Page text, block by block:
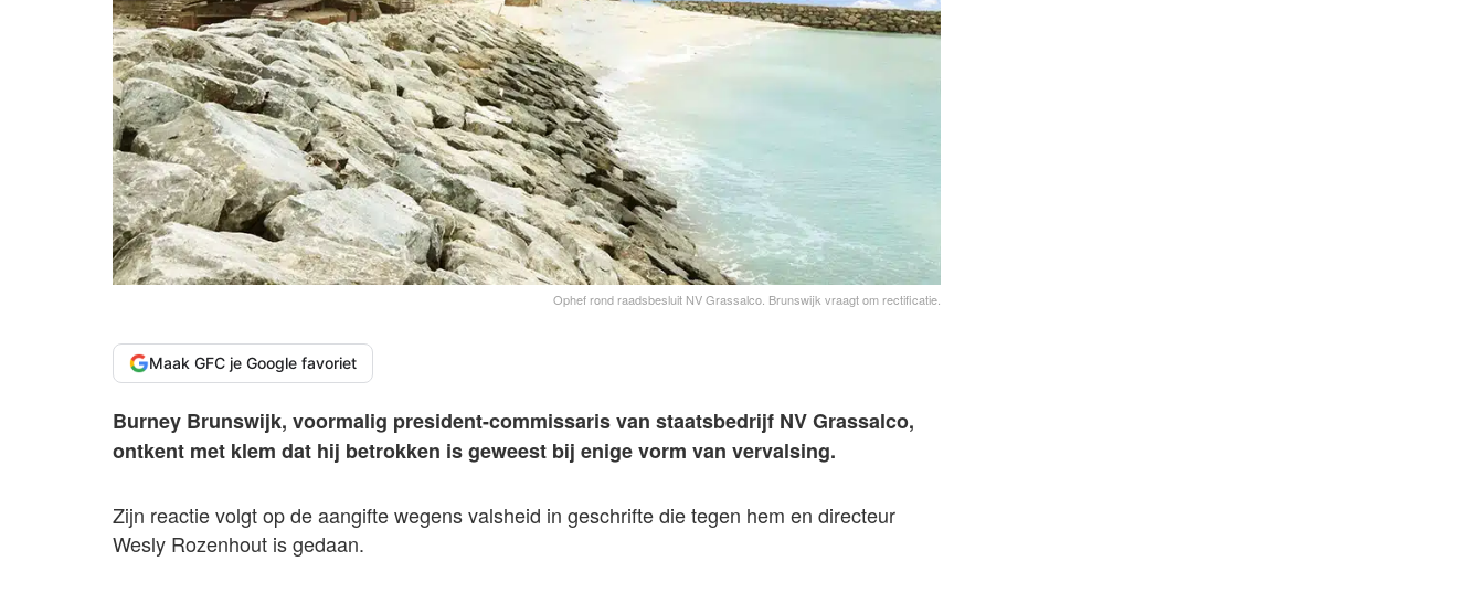
Ophef rond raadsbesluit NV Grassalco. Brunswijk vraagt om rectificatie.
Maak GFC je Google favoriet
Burney Brunswijk, voormalig president-commissaris van staatsbedrijf NV Grassalco,
ontkent met klem dat hij betrokken is geweest bij enige vorm van vervalsing.
Zijn reactie volgt op de aangifte wegens valsheid in geschrifte die tegen hem en directeur
Wesly Rozenhout is gedaan.